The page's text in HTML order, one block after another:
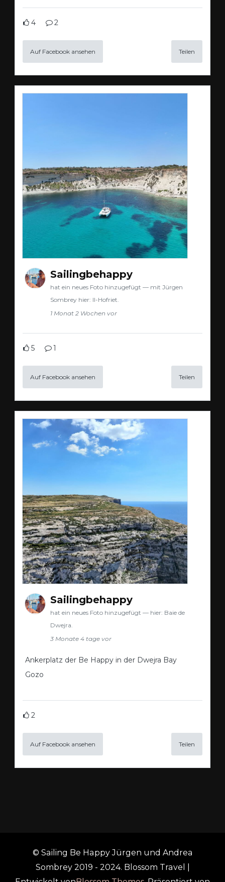
4 2
Auf Facebook ansehen Teilen
Sailingbehappy
hat ein neues Foto hinzugefügt — mit Jürgen
Sombrey hier: Il-Hofriet.
1 Monat 2 Wochen vor
5 1
Auf Facebook ansehen Teilen
Sailingbehappy
hat ein neues Foto hinzugefügt — hier: Baie de
Dwejra.
3 Monate 4 tage vor
Ankerplatz der Be Happy in der Dwejra Bay
Gozo
2
Auf Facebook ansehen Teilen
© Sailing Be Happy Jürgen und Andrea
Sombrey 2019 - 2024. Blossom Travel |